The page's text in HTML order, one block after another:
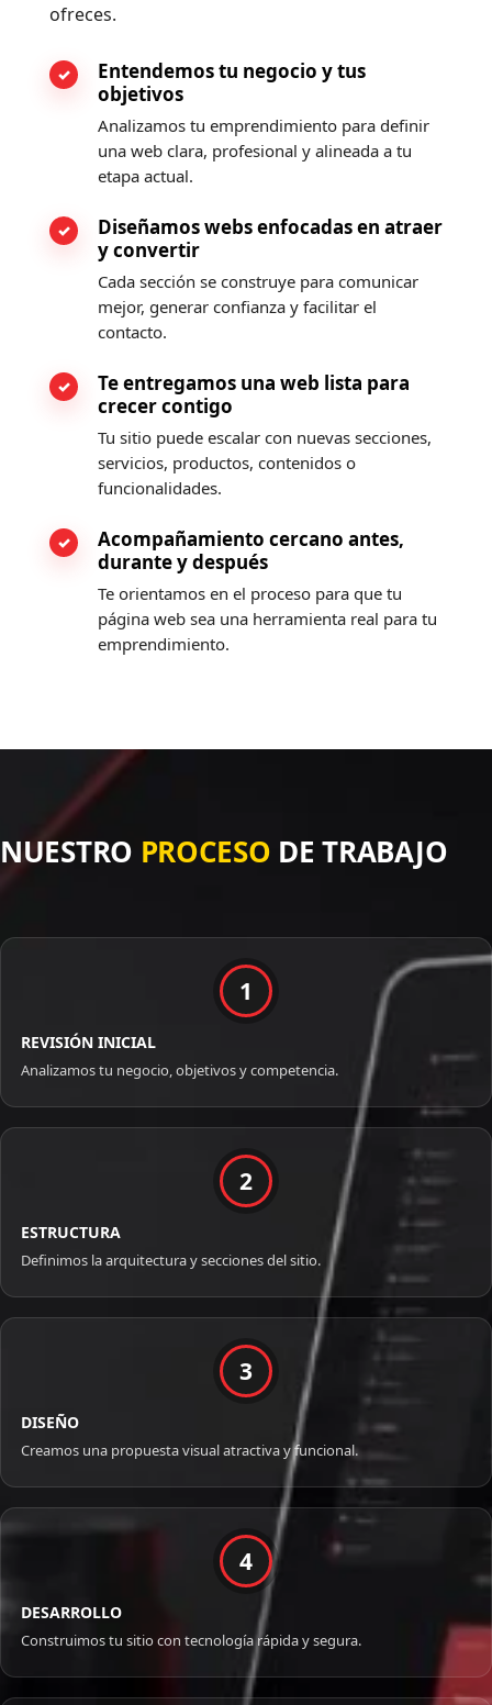
ofreces.
Entendemos tu negocio y tus
objetivos
Analizamos tu emprendimiento para definir
una web clara, profesional y alineada a tu
etapa actual.
Diseñamos webs enfocadas en atraer
y convertir
Cada sección se construye para comunicar
mejor, generar confianza y facilitar el
contacto.
Te entregamos una web lista para
crecer contigo
Tu sitio puede escalar con nuevas secciones,
servicios, productos, contenidos o
funcionalidades.
Acompañamiento cercano antes,
durante y después
Te orientamos en el proceso para que tu
página web sea una herramienta real para tu
emprendimiento.
NUESTRO PROCESO DE TRABAJO
1
REVISIÓN INICIAL
Analizamos tu negocio, objetivos y competencia.
2
ESTRUCTURA
Definimos la arquitectura y secciones del sitio.
3
DISEÑO
Creamos una propuesta visual atractiva y funcional.
4
DESARROLLO
Construimos tu sitio con tecnología rápida y segura.